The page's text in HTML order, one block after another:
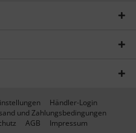
Händler-Login
und Zahlungsbedingungen
AGB Impressum